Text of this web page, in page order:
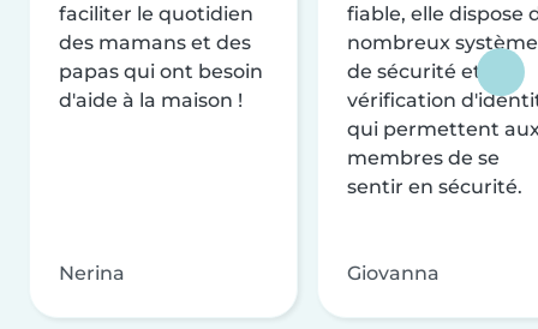
faciliter le quotidien
des mamans et des
papas qui ont besoin
d'aide à la maison !
Nerina
fiable, elle dispose
nombreux
de sécurité et de
vérification
qui permettent
membres de se
sentir en sécurité.
Giovanna